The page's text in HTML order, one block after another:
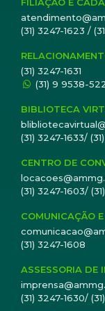
Conselho
(CRM-MG),
(SINMED-MG)
(31) 3247-1623 /
(31) 3247-1631
(31) 9 9538-
BIBLIOTECA
(31) 3247-1633/
CENTRO DE
(31) 3247-1603/
COMUNICAÇÃO
(31) 3247-1608
ASSESSORIA DE
(31) 3247-1630/